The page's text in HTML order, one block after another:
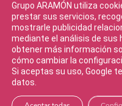
Grupo ARAMÓN utiliza
prestar sus servicios,
mostrarle publicidad
mediante el análisis de sus
obtener más información
cómo cambiar la
Si aceptas su uso, Google
datos.